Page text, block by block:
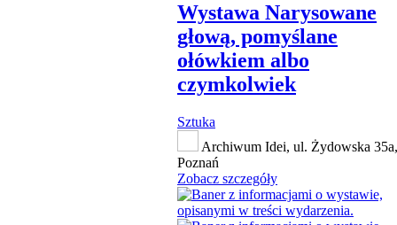
Wystawa Narysowane
głową, pomyślane
ołówkiem albo
czymkolwiek
Sztuka
Archiwum Idei, ul. Żydowska 35a,
Poznań
Zobacz szczegóły